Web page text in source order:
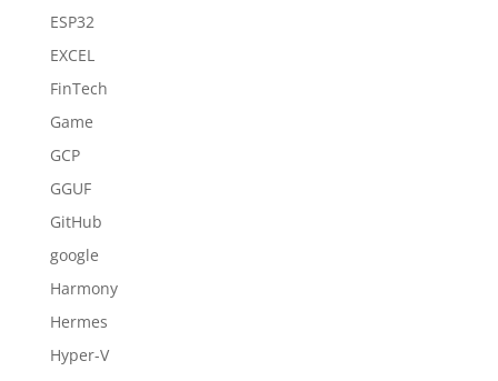
ESP32
EXCEL
FinTech
Game
GCP
GGUF
GitHub
google
Harmony
Hermes
Hyper-V